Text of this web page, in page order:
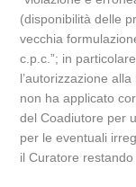
(disponibilità delle
vecchia
c.p.c.”; in
l’autorizzazione
non ha applicato
del Coadiutore per
per le eventuali
il Curatore